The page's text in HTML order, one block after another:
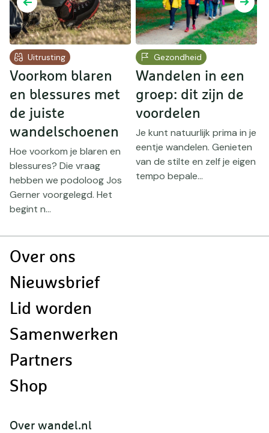
Uitrusting
Voorkom blaren
en blessures met
de juiste
wandelschoenen
Hoe voorkom je blaren en
blessures? Die vraag
hebben we podoloog Jos
Gerner voorgelegd. Het
begint n...
Gezondheid
Wandelen in een
groep: dit zijn de
voordelen
Je kunt natuurlijk prima in je
eentje wandelen. Genieten
van de stilte en zelf je eigen
tempo bepale...
Doormat
Over ons
Nieuwsbrief
Lid worden
Samenwerken
Partners
Shop
Over wandel.nl